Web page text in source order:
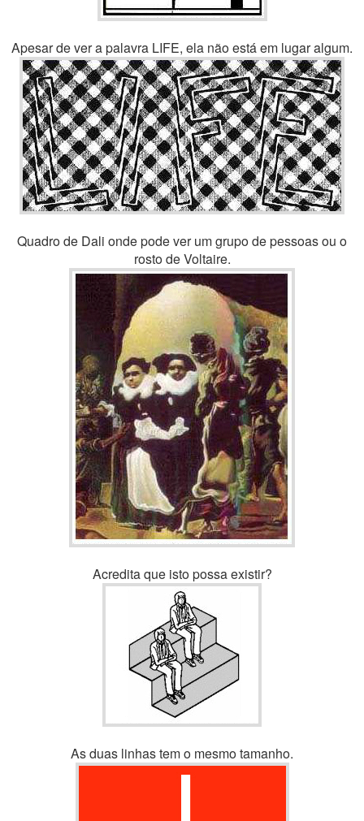
Apesar de ver a palavra LIFE, ela não está em lugar algum.
Quadro de Dali onde pode ver um grupo de pessoas ou o
rosto de Voltaire.
Acredita que isto possa existir?
As duas linhas tem o mesmo tamanho.